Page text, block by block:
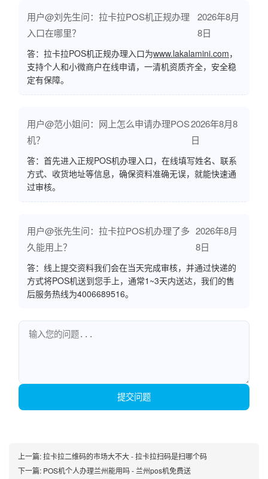
用户@刘先生问：拉卡拉POS机正规办理
入口在哪里？
2026年8月
8日
答：拉卡拉POS机正规办理入口为www.lakalamini.com，
支持个人和小微商户在线申请，一清机资质齐全，安全稳
定有保障。
用户@范小姐问：网上怎么申请办理POS
机？
2026年8月8
日
答：首先进入正规POS机办理入口，在线填写姓名、联系
方式、收货地址等信息，确保资料准确无误，就能快速通
过审核。
用户@张先生问：拉卡拉POS机办理了多
久能用上？
2026年8月
8日
答：线上提交资料我们会在当天完成审核，并通过快递的
方式将POS机送到您手上，通常1~3天内送达，我们的售
后服务热线为4006689516。
提交问题
上一篇:拉卡拉二维码的市场大不大 - 拉卡拉扫码是扫哪个码
下一篇: POS机个人办理兰州能用吗 - 兰州pos机免费送